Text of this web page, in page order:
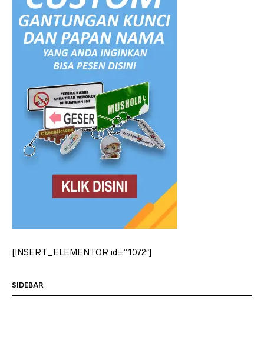
[INSERT_ELEMENTOR id=”1072″]
SIDEBAR